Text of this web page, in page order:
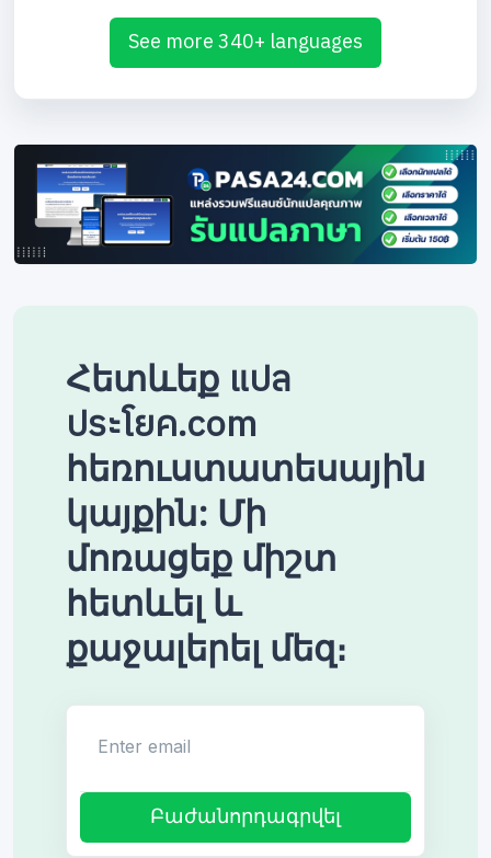
See more 340+ languages
Հետևեք แปล
ประโยค.com
հեռուստատեսային
կայքին: Մի
մոռացեք միշտ
հետևել և
քաջալերել մեզ։
Բաժանորդագրվել